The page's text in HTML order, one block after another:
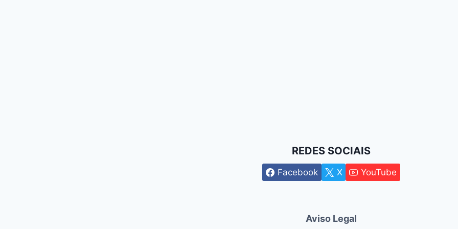
REDES SOCIAIS
Facebook X YouTube
Aviso Legal